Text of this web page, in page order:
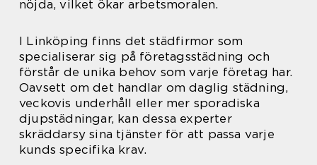
nöjda, vilket ökar arbetsmoralen.
I Linköping finns det städfirmor som
specialiserar sig på företagsstädning och
förstår de unika behov som varje företag har.
Oavsett om det handlar om daglig städning,
veckovis underhåll eller mer sporadiska
djupstädningar, kan dessa experter
skräddarsy sina tjänster för att passa varje
kunds specifika krav.